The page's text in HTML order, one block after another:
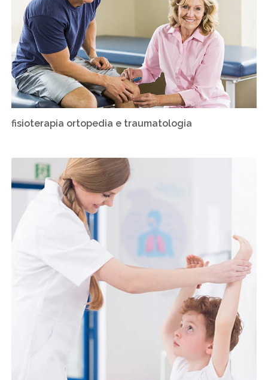
fisioterapia ortopedia e traumatologia